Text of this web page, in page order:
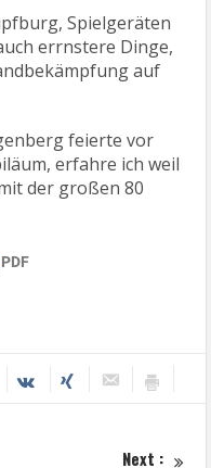
Spielgeräten
errnstere Dinge,
auf
feierte vor
erfahre ich weil
der großen 80